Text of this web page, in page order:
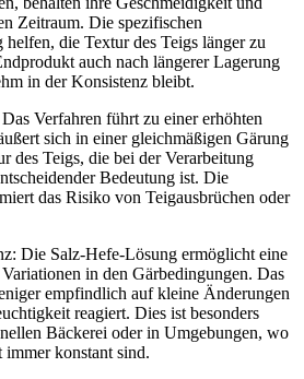
Zeitraum. Die spezifischen
die Textur des Teigs länger zu
auch nach längerer Lagerung
in der Konsistenz bleibt.
Verfahren führt zu einer erhöhten
sich in einer gleichmäßigen Gärung
des Teigs, die bei der Verarbeitung
Bedeutung ist. Die
das Risiko von Teigausbrüchen oder
Die Salz-Hefe-Lösung ermöglicht eine
in den Gärbedingungen. Das
empfindlich auf kleine Änderungen
reagiert. Dies ist besonders
Bäckerei oder in Umgebungen, wo
konstant sind.